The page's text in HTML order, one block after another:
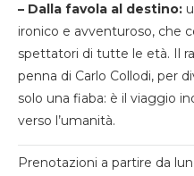
– Dalla favola al destino:
ironico e avventuroso, che
spettatori di tutte le età. Il
penna di Carlo Collodi, per
solo una fiaba: è il viaggio
verso l’umanità.
Prenotazioni a partire da